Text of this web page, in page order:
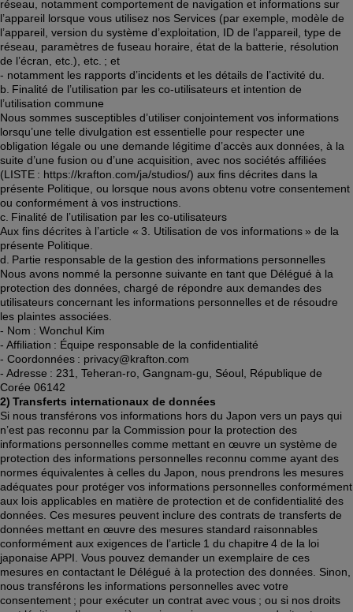
réseau, notamment comportement de navigation et informations sur
l’appareil lorsque vous utilisez nos Services (par exemple, modèle de
l’appareil, version du système d’exploitation, ID de l’appareil, type de
réseau, paramètres de fuseau horaire, état de la batterie, résolution
de l’écran, etc.), etc. ; et
- notamment les rapports d’incidents et les détails de l’activité du.
b. Finalité de l’utilisation par les co-utilisateurs et intention de
l’utilisation commune
Nous sommes susceptibles d’utiliser conjointement vos informations
lorsqu’une telle divulgation est essentielle pour respecter une
obligation légale ou une demande légitime d’accès aux données, à la
suite d’une fusion ou d’une acquisition, avec nos sociétés affiliées
(LISTE : https://krafton.com/ja/studios/) aux fins décrites dans la
présente Politique, ou lorsque nous avons obtenu votre consentement
ou conformément à vos instructions.
c. Finalité de l’utilisation par les co-utilisateurs
Aux fins décrites à l’article « 3. Utilisation de vos informations » de la
présente Politique.
d. Partie responsable de la gestion des informations personnelles
Nous avons nommé la personne suivante en tant que Délégué à la
protection des données, chargé de répondre aux demandes des
utilisateurs concernant les informations personnelles et de résoudre
les plaintes associées.
- Nom : Wonchul Kim
- Affiliation : Équipe responsable de la confidentialité
- Coordonnées : privacy@krafton.com
- Adresse : 231, Teheran-ro, Gangnam-gu, Séoul, République de
Corée 06142
2) Transferts internationaux de données
Si nous transférons vos informations hors du Japon vers un pays qui
n’est pas reconnu par la Commission pour la protection des
informations personnelles comme mettant en œuvre un système de
protection des informations personnelles reconnu comme ayant des
normes équivalentes à celles du Japon, nous prendrons les mesures
adéquates pour protéger vos informations personnelles conformément
aux lois applicables en matière de protection et de confidentialité des
données. Ces mesures peuvent inclure des contrats de transferts de
données mettant en œuvre des mesures standard raisonnables
conformément aux exigences de l’article 1 du chapitre 4 de la loi
japonaise APPI. Vous pouvez demander un exemplaire de ces
mesures en contactant le Délégué à la protection des données. Sinon,
nous transférons les informations personnelles avec votre
consentement ; pour exécuter un contrat avec vous ; ou si nos droits